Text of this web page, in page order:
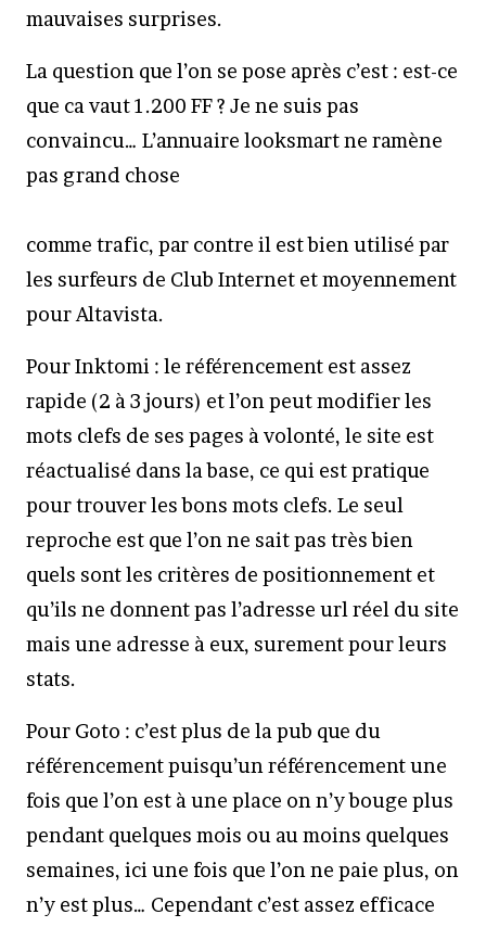
mauvaises surprises.
La question que l’on se pose après c’est : est-ce
que ca vaut 1.200 FF ? Je ne suis pas
convaincu… L’annuaire looksmart ne ramène
pas grand chose
comme trafic, par contre il est bien utilisé par
les surfeurs de Club Internet et moyennement
pour Altavista.
Pour Inktomi : le référencement est assez
rapide (2 à 3 jours) et l’on peut modifier les
mots clefs de ses pages à volonté, le site est
réactualisé dans la base, ce qui est pratique
pour trouver les bons mots clefs. Le seul
reproche est que l’on ne sait pas très bien
quels sont les critères de positionnement et
qu’ils ne donnent pas l’adresse url réel du site
mais une adresse à eux, surement pour leurs
stats.
Pour Goto : c’est plus de la pub que du
référencement puisqu’un référencement une
fois que l’on est à une place on n’y bouge plus
pendant quelques mois ou au moins quelques
semaines, ici une fois que l’on ne paie plus, on
n’y est plus… Cependant c’est assez efficace